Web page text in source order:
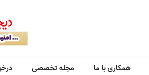
همکاری با ما مجله تخصصی